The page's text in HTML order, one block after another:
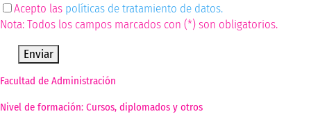
Acepto las políticas de tratamiento de datos.
Nota: Todos los campos marcados con (*) son obligatorios.
Facultad de Administración
Nivel de formación: Cursos, diplomados y otros